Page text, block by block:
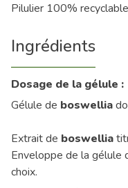
Pilulier 100%
Ingrédients
Dosage de la gélule :
Gélule de boswellia
Extrait de boswellia
Enveloppe de la gélule
choix.